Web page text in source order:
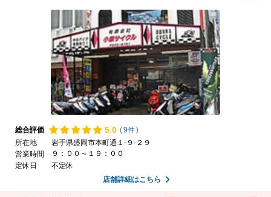
総合評価 5.0 (9件)
所在地
岩手県盛岡市本町通１-９-２９
営業時間
９：００～１９：００
定休日
不定休
店舗詳細はこちら